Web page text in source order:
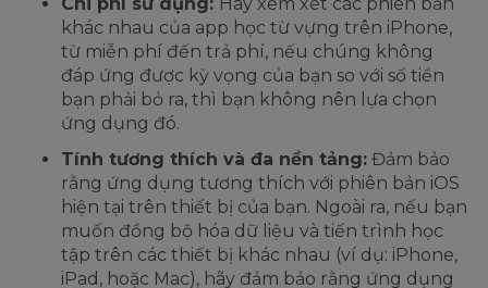
khác nhau của app học từ vựng trên iPhone,
từ miễn phí đến trả phí, nếu chúng không
đáp ứng được kỳ vọng của bạn so với số tiền
bạn phải bỏ ra, thì bạn không nên lựa chọn
ứng dụng đó.
Tính tương thích và đa nền tảng: Đảm bảo
rằng ứng dụng tương thích với phiên bản iOS
hiện tại trên thiết bị của bạn. Ngoài ra, nếu bạn
muốn đồng bộ hóa dữ liệu và tiến trình học
tập trên các thiết bị khác nhau (ví dụ: iPhone,
iPad, hoặc Mac), hãy đảm bảo rằng ứng dụng